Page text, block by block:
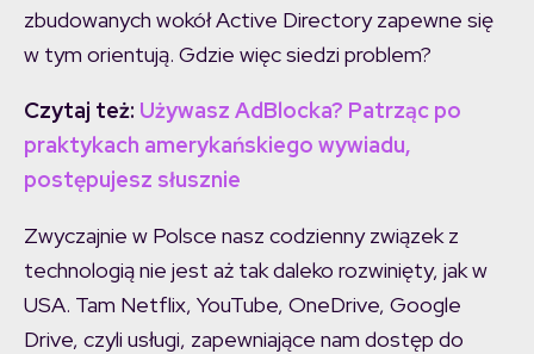
zbudowanych wokół Active Directory zapewne się
w tym orientują. Gdzie więc siedzi problem?
Czytaj też: Używasz AdBlocka? Patrząc po
praktykach amerykańskiego wywiadu,
postępujesz słusznie
Zwyczajnie w Polsce nasz codzienny związek z
technologią nie jest aż tak daleko rozwinięty, jak w
USA. Tam Netflix, YouTube, OneDrive, Google
Drive, czyli usługi, zapewniające nam dostęp do